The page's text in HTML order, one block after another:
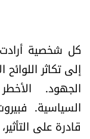
كل شخصية
إلى تكاثر
الجهود.
السياسية.
قادرة على